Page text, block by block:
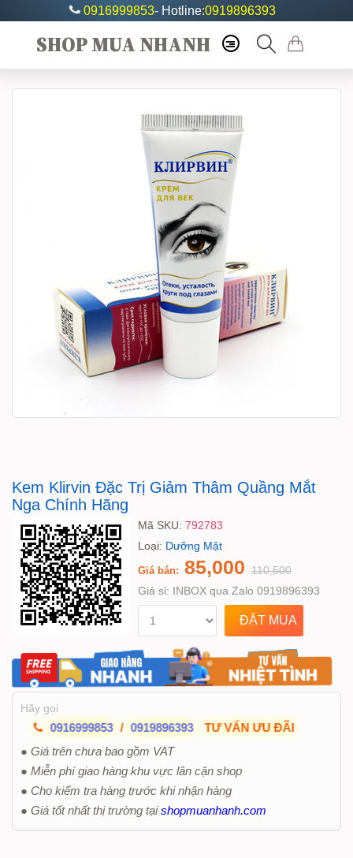
0916999853- Hotline:0919896393
SHOP MUA NHANH
Kem Klirvin Đặc Trị Giảm Thâm Quầng Mắt
Nga Chính Hãng
Mã SKU: 792783
Loại: Dưỡng Mặt
Giá bán: 85,000 110,500
Giá sỉ: INBOX qua Zalo 0919896393
Hãy gọi
0916999853 / 0919896393
TƯ VẤN ƯU ĐÃI
● Giá trên chưa bao gồm VAT
● Miễn phí giao hàng khu vực lân cận shop
● Cho kiểm tra hàng trước khi nhận hàng
● Giá tốt nhất thị trường tạishopmuanhanh.com